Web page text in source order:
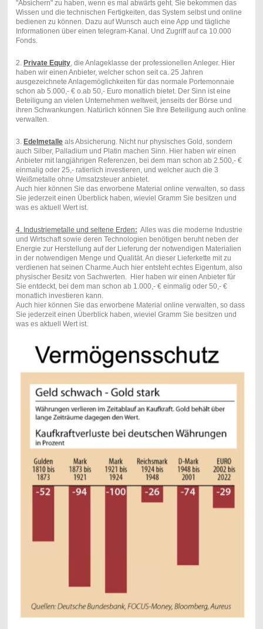
"Absichern" zu haben, wenn es mal abwärts geht. Sie bekommen das
Wissen und die technischen Fertigkeiten, das System selbst und online
bedienen zu können. Dazu auf Wunsch auch eine App und tägliche
Informationen über einen telegram-Kanal. Und Zugriff auf ca 10.000
Fonds.
2. Private Equity, die Anlageklasse der professionellen Anleger. Hier
haben wir einen Anbieter, welcher schon seit ca. 25 Jahren
ausgezeichnete Anlagemöglichkeiten für das normale Portemonnaie
schon ab 5.000,- € o.ab 50,- Euro monatlich bietet. Der Sinn ist eine
Beteiligung an vielen Unternehmen weltweit, jenseits der Börse und
ihren Schwankungen. Natürlich können Sie Ihre Beteiligung auch online
verwalten.
3. Edelmetalleals Absicherung. Nicht nur physisches Gold, sondern
auch Silber, Palladium und Platin machen Sinn. Hier haben wir einen
Anbieter mit langjährigen Referenzen, bei dem man schon ab 2.500,- €
einmalig oder 25,- ratierlich investieren, und welcher auch die 3
Weißmetalle ohne Umsatzsteuer anbietet.
Auch hier können Sie das erworbene Material online verwalten, so dass
Sie jederzeit einen Überblick haben, wieviel Gramm Sie besitzen und
was es aktuell Wert ist.
4. Industriemetalle und seltene Erden: Alles was die moderne Industrie
und Wirtschaft sowie deren Technologien benötigen beruht neben der
Energie zur Herstellung auf der Lieferung der notwendigen Materialien
in der notwendigen Menge und Qualität. An dieser Lieferkette mit zu
verdienen hat seinen Charme.Auch hier entsteht echtes Eigentum, also
physischer Besitz von Sachwerten. Hier haben wir einen Anbieter für
Sie entdeckt, bei dem man schon ab 1.000,- € einmalig oder 50,- €
monatlich investieren kann.
Auch hier können Sie das erworbene Material online verwalten, so dass
Sie jederzeit einen Überblick haben, wieviel Gramm Sie besitzen und
was es aktuell Wert ist.